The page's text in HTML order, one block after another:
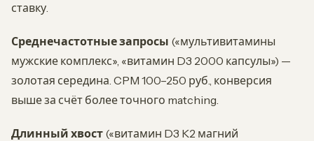
ставку.
Среднечастотные запросы («мультивитамины
мужские комплекс», «витамин D3 2000 капсулы») —
золотая середина. CPM 100–250 руб., конверсия
выше за счёт более точного matching.
Длинный хвост («витамин D3 K2 магний